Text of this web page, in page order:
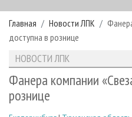
РУБРИКИ И ТЕМЫ
РУБРИКИ ЖУРНАЛА
ЛЕСОЗАГОТОВКА
ЛЕСОПИЛЕНИЕ
НОВОСТИ
НОВОСТИ ЛПК
НОВОСТИ ЖУРНАЛА
ПРОЕКТЫ ЛПИ
АНАЛИТИКА
ПРЕДПРИЯТИЯ ЛПК
АРХИВ
АРХИВ ЖУРНАЛОВ
СТАТЬИ
О ЖУРНАЛЕ
ПОДПИСКА
РЕКЛАМОДАТЕЛЯМ
Главная Новости ЛПК
доступна в рознице
НОВОСТИ ЛПК
Фанера компании
рознице